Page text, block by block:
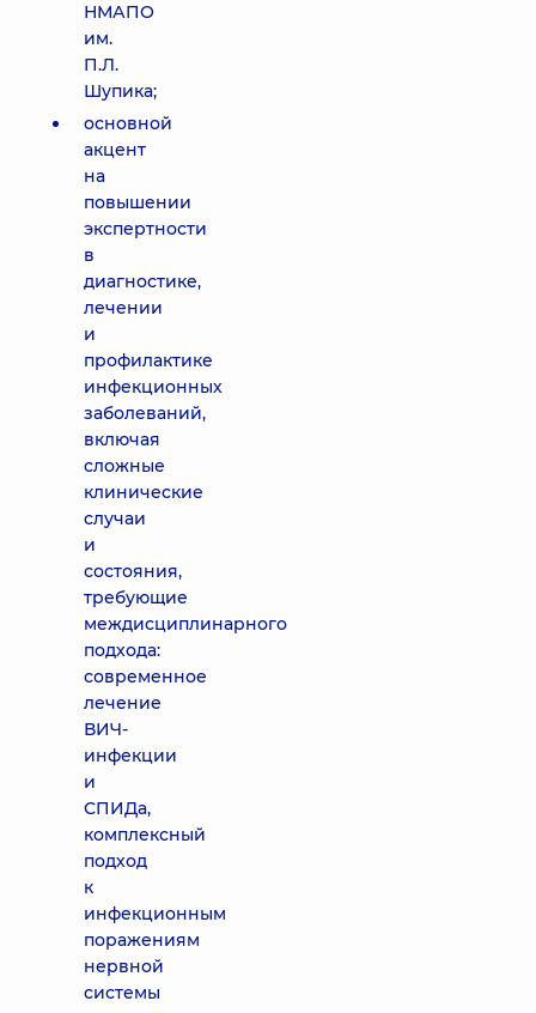
НМАПО
им.
П.Л.
Шупика;
основной
акцент
на
повышении
экспертности
в
диагностике,
лечении
и
профилактике
инфекционных
заболеваний,
включая
сложные
клинические
случаи
и
состояния,
требующие
междисциплинарного
подхода:
современное
лечение
ВИЧ-
инфекции
и
СПИДа,
комплексный
подход
к
инфекционным
поражениям
нервной
системы